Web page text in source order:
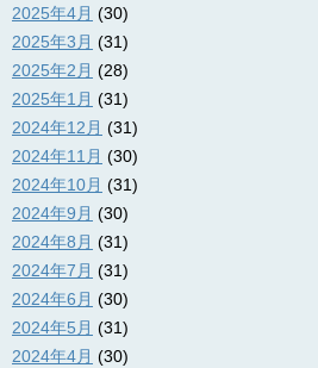
2025年4月 (30)
2025年3月 (31)
2025年2月 (28)
2025年1月 (31)
2024年12月 (31)
2024年11月 (30)
2024年10月 (31)
2024年9月 (30)
2024年8月 (31)
2024年7月 (31)
2024年6月 (30)
2024年5月 (31)
2024年4月 (30)